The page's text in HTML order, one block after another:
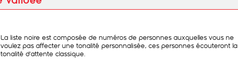
La liste noire est composée de numéros de personnes auxquelles vous ne
voulez pas affecter une tonalité personnalisée, ces personnes écouteront la
tonalité d'attente classique.